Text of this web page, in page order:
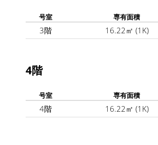
号室 専有面積
3階 16.22㎡ (1K)
4階
号室 専有面積
4階 16.22㎡ (1K)